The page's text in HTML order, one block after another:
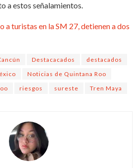
a estos señalamientos.
a turistas en la SM 27, detienen a dos
Destacacados
destacados
Noticias de Quintana Roo
riesgos sureste Tren Maya